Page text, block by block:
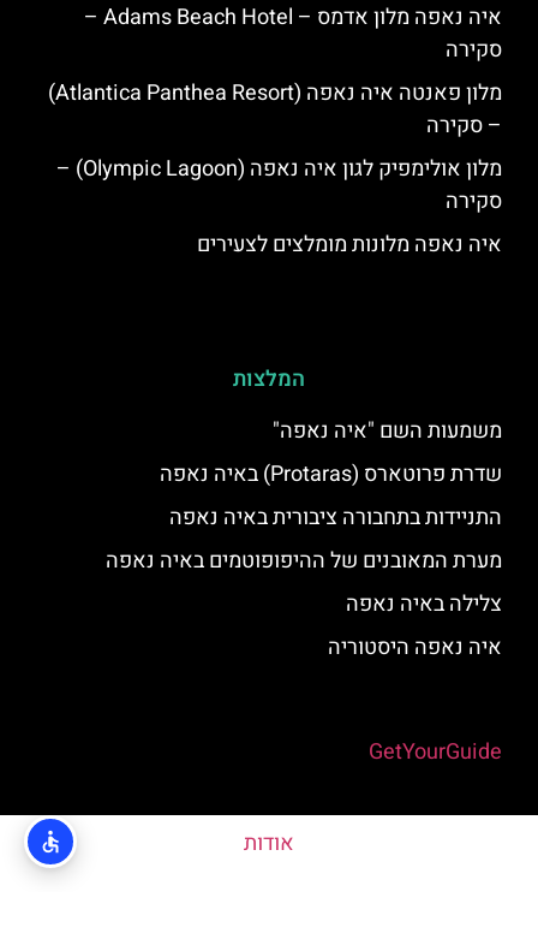
איה נאפה מלון אדמס – Adams Beach Hotel –
סקירה
מלון פאנטה איה נאפה (Atlantica Panthea Resort)
– סקירה
מלון אולימפיק לגון איה נאפה (Olympic Lagoon) –
סקירה
איה נאפה מלונות מומלצים לצעירים
המלצות
משמעות השם "איה נאפה"
שדרת פרוטארס (Protaras) באיה נאפה
התניידות בתחבורה ציבורית באיה נאפה
מערת המאובנים של ההיפופוטמים באיה נאפה
צלילה באיה נאפה
איה נאפה היסטוריה
GetYourGuide
אודות